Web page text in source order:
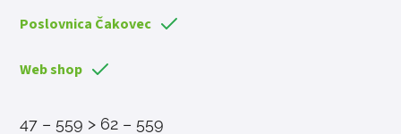
Poslovnica Čakovec
Web shop
47 – 559 > 62 – 559